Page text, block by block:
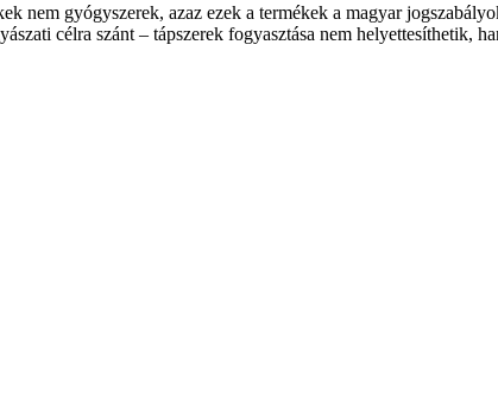
nem gyógyszerek, azaz ezek a termékek a magyar
célra szánt – tápszerek fogyasztása nem helyettesíthetik,